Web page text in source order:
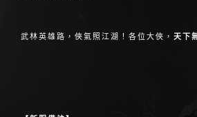
武林英雄路，俠氣照江湖！各位大俠， 天下